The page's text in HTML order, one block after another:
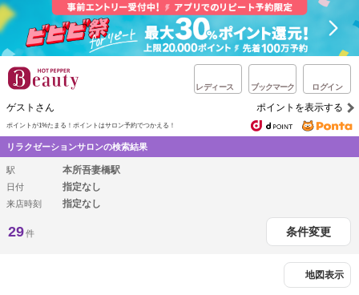
レディース ブックマーク ログイン
ゲストさん ポイントを表示する
ポイントが1%たまる！ ポイントはサロン予約でつかえる！
リラクゼーションサロンの検索結果
駅 本所吾妻橋駅
日付 指定なし
来店時刻 指定なし
29件 条件変更
地図表示